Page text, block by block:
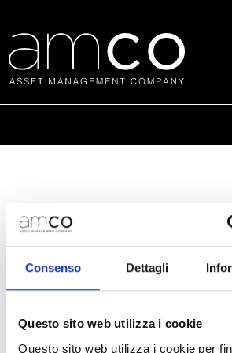
Consenso Dettagli
Questo sito web utilizza i cookie
Questo sito web utilizza i cookie per
Pubblicato in:Comunicati
AMCO con Outlook